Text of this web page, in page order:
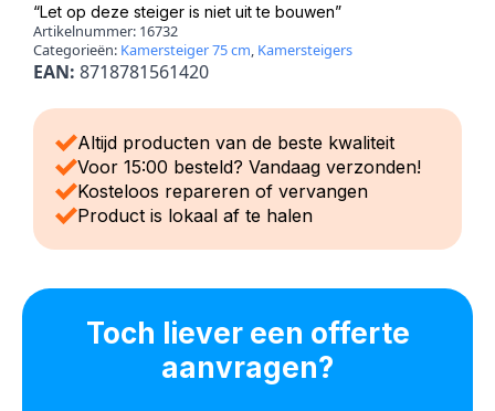
“Let op deze steiger is niet uit te bouwen”
Artikelnummer: 16732
Categorieën: Kamersteiger 75 cm Kamersteigers
EAN: 8718781561420
Altijd producten van de beste kwaliteit
Voor 15:00 besteld? Vandaag verzonden!
Kosteloos repareren of vervangen
Product is lokaal af te halen
Toch liever een offerte
aanvragen?